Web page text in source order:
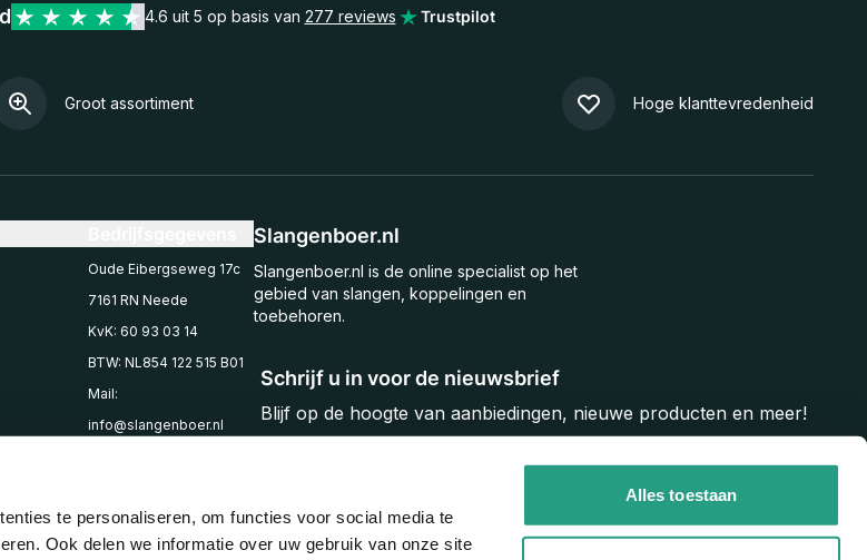
te personaliseren, om functies voor social media te
Ook delen we informatie over uw gebruik van onze site
Alles toestaan
4.6 uit 5 op basis van 277 reviews Trustpilot
Groot assortiment Hoge klanttevredenheid
Schrijf u in voor de nieuwsbrief
Blijf op de hoogte van aanbiedingen, nieuwe producten en meer!
Slangenboer.nl
Slangenboer.nl is de online specialist op het
gebied van slangen, koppelingen en
toebehoren.
Oude Eibergseweg 17c
7161 RN Neede
KvK: 60 93 03 14
BTW: NL854 122 515 B01
Mail:
info@slangenboer.nl